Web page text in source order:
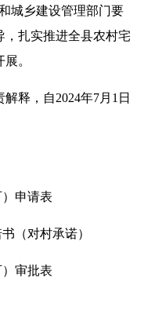
城乡建设管理部门要
，扎实推进全县农村宅
。
释，自2024年7月1日
申请表
（对村承诺）
审批表